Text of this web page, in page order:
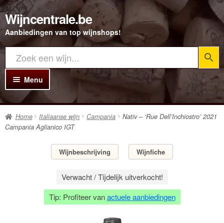
Ga
door
naar
navigatie
Ga
direct
naar
inhoud
Wijncentrale.be
Aanbiedingen van top wijnshops!
Menu
Home
Alle Wijnen
Rode wijn
Witte wijn
Rosé wijn
Bubbels
Home Italiaanse wijn Campania
Nativ – ‘Rue Dell’Inchiostro’ 2021
Campania Aglianico IGT
Wijnbeschrijving Wijnfiche
Verwacht / Tijdelijk uitverkocht!
Tip: Profiteer vanactuele aanbiedingen